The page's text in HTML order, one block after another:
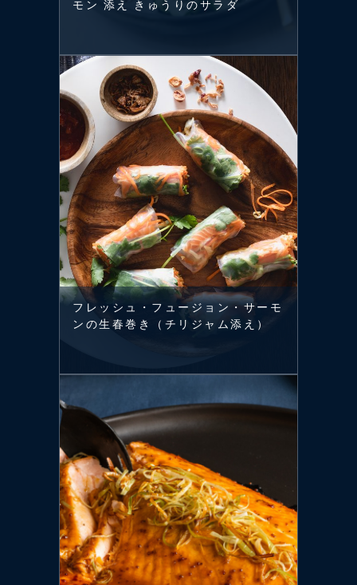
モン 添え きゅうりのサラダ
フレッシュ・フュージョン・サーモ
ンの生春巻き（チリジャム添え）